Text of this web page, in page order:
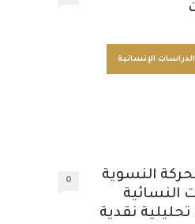
الإنسانية
النسوية
النسائية
تحليلية نقدية
0